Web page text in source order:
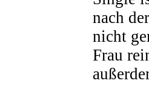
nach
nicht
Frau